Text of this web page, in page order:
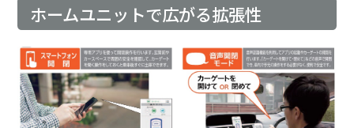
ホームユニットで広がる拡張性